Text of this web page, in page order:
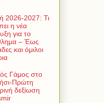
2026-2027: Τι
η νέα
για το
– Έως
και όμιλοι
Γάμος στο
Πρώτη
δεξίωση